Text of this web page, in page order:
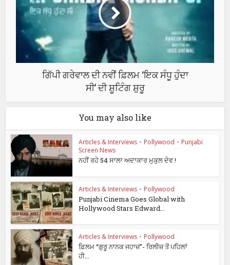
ਗਿੱਪੀ ਗਰੇਵਾਲ ਦੀ ਨਵੀਂ ਫ਼ਿਲਮ ‘ਇਕ ਸੰਧੂ ਹੁੰਦਾ
ਸੀ’ ਦੀ ਸ਼ੂਟਿੰਗ ਸ਼ੁਰੂ
You may also like
Articles & Interviews • Pollywood • Punjabi
Screen News
ਨਹੀਂ ਰਹੇ 54 ਸਾਲਾ ਅਦਾਕਾਰ ਮੁਕੁਲ ਦੇਵ !
Articles & Interviews • Pollywood
Punjabi Cinema Goes Global with
Hollywood Stars Edward...
Articles & Interviews • Pollywood
ਫ਼ਿਲਮ “ਗੁਰੂ ਨਾਨਕ ਜਹਾਜ਼”- ਰਿਲੀਜ਼ ਤੋਂ ਪਹਿਲਾਂ
ਹੀ...